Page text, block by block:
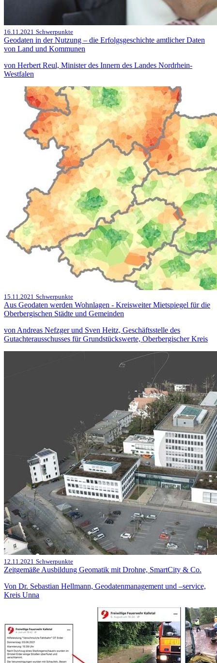
16.11.2021 Schwerpunkte
Geodaten in der Nutzung – die Erfolgsgeschichte amtlicher Daten
von Land und Kommunen
von Herbert Reul, Minister des Innern des Landes Nordrhein-
Westfalen
15.11.2021 Schwerpunkte
Aus Geodaten werden Wohnlagen - Kreisweiter Mietspiegel für die
Oberbergischen Städte und Gemeinden
von Andreas Nefzger und Sven Heitz, Geschäftsstelle des
Gutachterausschusses für Grundstückswerte, Oberbergischer Kreis
12.11.2021 Schwerpunkte
Zeitgemäße Ausbildung Geomatik mit Drohne, SmartCity & Co.
Von Dr. Sebastian Hellmann, Geodatenmanagement und –service,
Kreis Unna